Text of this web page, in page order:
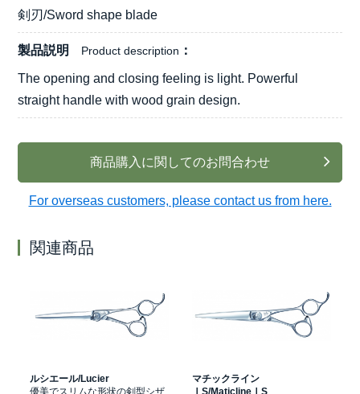
剣刃/Sword shape blade
製品説明 Product description
The opening and closing feeling is light. Powerful
straight handle with wood grain design.
商品購入に関してのお問合わせ
For overseas customers, please contact us from here.
関連商品
ルシエール/Lucier
優美でスリムな形状の剣型シザ
マチックライン
ⅠS/MaticlineⅠS